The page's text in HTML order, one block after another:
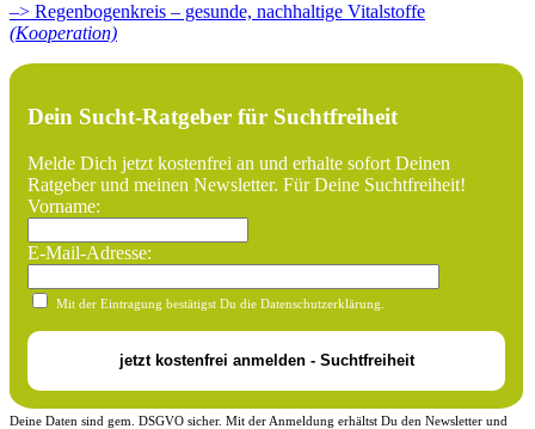
–> Regenbogenkreis – gesunde, nachhaltige Vitalstoffe
(Kooperation)
Dein Sucht-Ratgeber für Suchtfreiheit
Melde Dich jetzt kostenfrei an und erhalte sofort Deinen
Ratgeber und meinen Newsletter. Für Deine Suchtfreiheit!
Vorname:
E-Mail-Adresse:
Mit der Eintragung bestätigst Du die Datenschutzerklärung.
Deine Daten sind gem. DSGVO sicher. Mit der Anmeldung erhältst Du den Newsletter und